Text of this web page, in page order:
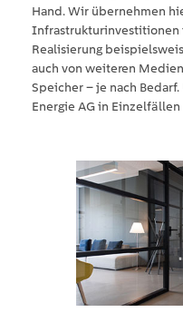
Hand. Wir übernehmen
Infrastruktur­investitionen
Realisierung
auch von weiteren
Speicher – je nach
Energie AG in